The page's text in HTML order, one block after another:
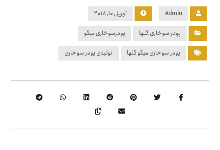
Admin آوریل ۱۰, ۲۰۱۸
پودر سوخاری گلها پودرسوخاری میگو
پودر سوخاری میگو گلها تولیدی پودر سوخاری